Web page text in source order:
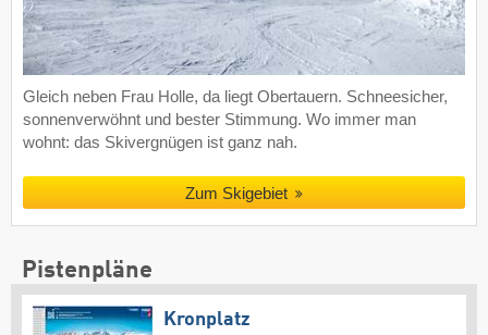
Gleich neben Frau Holle, da liegt Obertauern. Schneesicher,
sonnenverwöhnt und bester Stimmung. Wo immer man
wohnt: das Skivergnügen ist ganz nah.
Zum Skigebiet
Pistenpläne
Kronplatz